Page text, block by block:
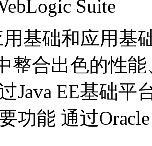
Suite
基础和应用基
整合出色的性
Java EE基础平
功能 通过